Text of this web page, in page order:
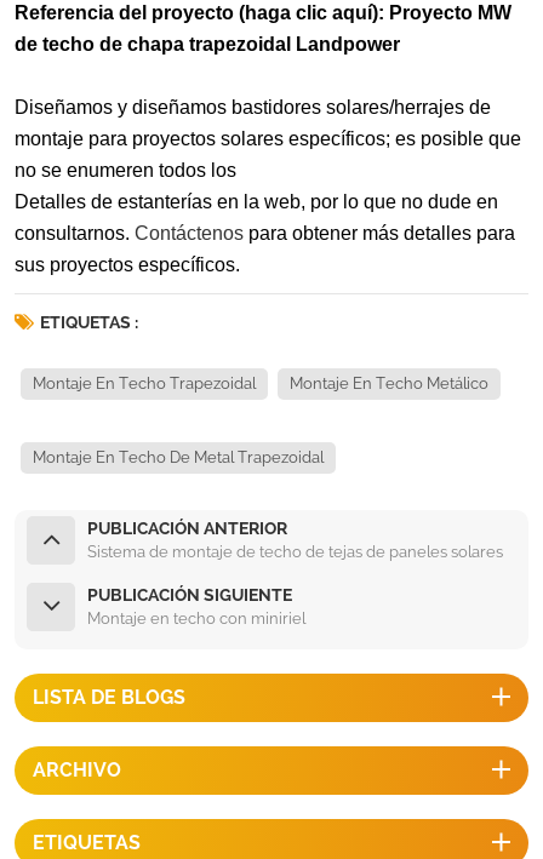
Referencia del proyecto (haga clic aquí): Proyecto MW
de techo de chapa trapezoidal Landpower
Diseñamos y diseñamos bastidores solares/herrajes de
montaje para proyectos solares específicos; es posible que
no se enumeren todos los
Detalles de estanterías en la web, por lo que no dude en
consultarnos. Contáctenos para obtener más detalles para
sus proyectos específicos.
ETIQUETAS :
Montaje En Techo Trapezoidal Montaje En Techo Metálico
Montaje En Techo De Metal Trapezoidal
PUBLICACIÓN ANTERIOR
Sistema de montaje de techo de tejas de paneles solares
PUBLICACIÓN SIGUIENTE
Montaje en techo con miniriel
LISTA DE BLOGS
ARCHIVO
ETIQUETAS